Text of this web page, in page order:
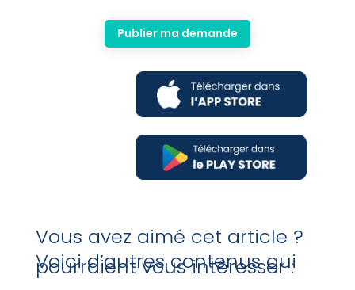
Publier ma demande
Vous avez aimé cet article ?
Voici d’autres contenus qui
pourraient vous intéresser :